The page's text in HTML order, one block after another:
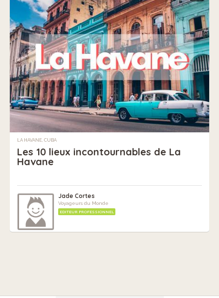
LA HAVANE, CUBA
Les 10 lieux incontournables de La
Havane
Jade Cortes
Voyageurs du Monde
EDITEUR PROFESSIONNEL